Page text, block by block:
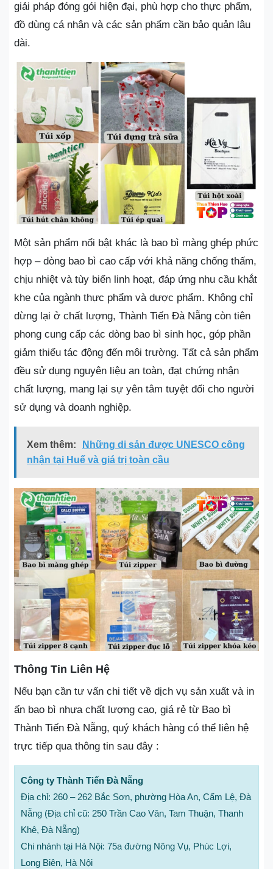
giải pháp đóng gói hiện đại, phù hợp cho thực phẩm,
đồ dùng cá nhân và các sản phẩm cần bảo quản lâu
dài.
Một sản phẩm nổi bật khác là bao bì màng ghép phức
hợp – dòng bao bì cao cấp với khả năng chống thấm,
chịu nhiệt và tùy biến linh hoạt, đáp ứng nhu cầu khắt
khe của ngành thực phẩm và dược phẩm. Không chỉ
dừng lại ở chất lượng, Thành Tiến Đà Nẵng còn tiên
phong cung cấp các dòng bao bì sinh học, góp phần
giảm thiểu tác động đến môi trường. Tất cả sản phẩm
đều sử dụng nguyên liệu an toàn, đạt chứng nhận
chất lượng, mang lại sự yên tâm tuyệt đối cho người
sử dụng và doanh nghiệp.
Xem thêm:
Những di sản được UNESCO công
nhận tại Huế và giá trị toàn cầu
Thông Tin Liên Hệ
Nếu bạn cần tư vấn chi tiết về dịch vụ sản xuất và in
ấn bao bì nhựa chất lượng cao, giá rẻ từ Bao bì
Thành Tiến Đà Nẵng, quý khách hàng có thể liên hệ
trực tiếp qua thông tin sau đây :
Công ty Thành Tiến Đà Nẵng
Địa chỉ: 260 – 262 Bắc Sơn, phường Hòa An, Cẩm Lệ, Đà
Nẵng (Địa chỉ cũ: 250 Trần Cao Vân, Tam Thuận, Thanh
Khê, Đà Nẵng)
Chi nhánh tại Hà Nội: 75a đường Nông Vụ, Phúc Lợi,
Long Biên, Hà Nội